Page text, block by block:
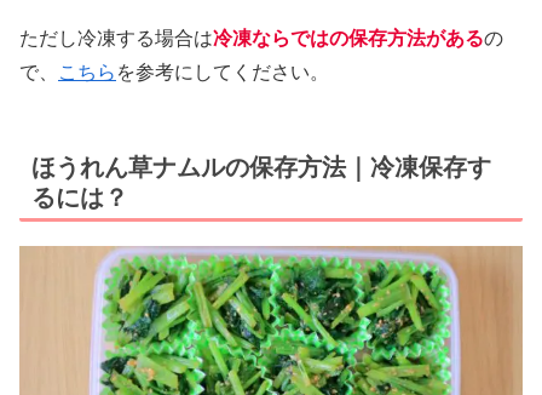
ただし冷凍する場合は冷凍ならではの保存方法があるの
で、
こちら を参考にしてください。
ほうれん草ナムルの保存方法｜冷凍保存す
るには？